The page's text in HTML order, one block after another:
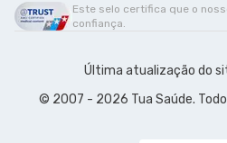
Este selo certifica que o
confiança.
Última atualização do
© 2007 - 2026 Tua Saúde.